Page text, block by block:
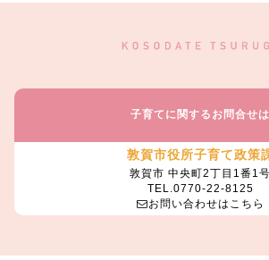
子育てに関するお問合せは
敦賀市役所子育て政策
敦賀市 中央町2丁目1番1号
TEL.0770-22-8125
お問い合わせはこちら